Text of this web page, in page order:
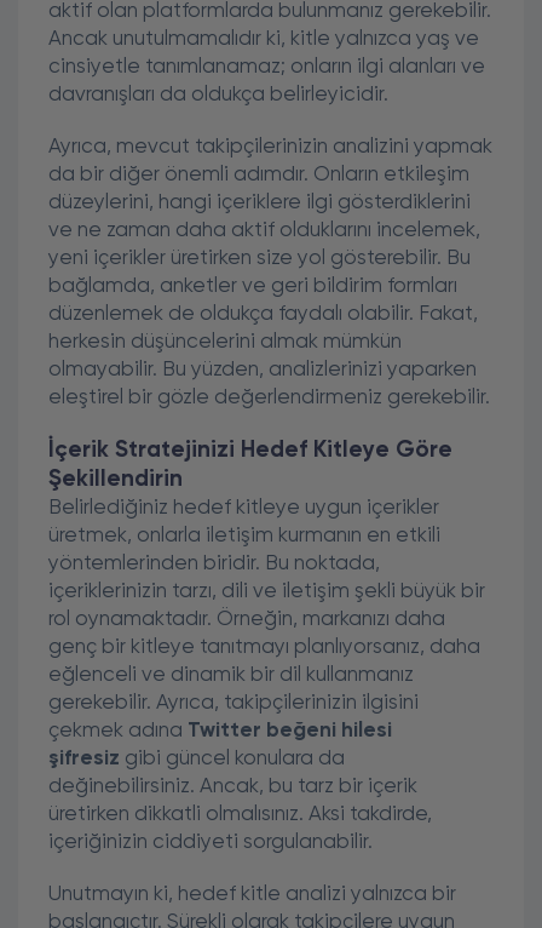
aktif olan platformlarda bulunmanız gerekebilir.
Ancak unutulmamalıdır ki, kitle yalnızca yaş ve
cinsiyetle tanımlanamaz; onların ilgi alanları ve
davranışları da oldukça belirleyicidir.
Ayrıca, mevcut takipçilerinizin analizini yapmak
da bir diğer önemli adımdır. Onların etkileşim
düzeylerini, hangi içeriklere ilgi gösterdiklerini
ve ne zaman daha aktif olduklarını incelemek,
yeni içerikler üretirken size yol gösterebilir. Bu
bağlamda, anketler ve geri bildirim formları
düzenlemek de oldukça faydalı olabilir. Fakat,
herkesin düşüncelerini almak mümkün
olmayabilir. Bu yüzden, analizlerinizi yaparken
eleştirel bir gözle değerlendirmeniz gerekebilir.
İçerik Stratejinizi Hedef Kitleye Göre
Şekillendirin
Belirlediğiniz hedef kitleye uygun içerikler
üretmek, onlarla iletişim kurmanın en etkili
yöntemlerinden biridir. Bu noktada,
içeriklerinizin tarzı, dili ve iletişim şekli büyük bir
rol oynamaktadır. Örneğin, markanızı daha
genç bir kitleye tanıtmayı planlıyorsanız, daha
eğlenceli ve dinamik bir dil kullanmanız
gerekebilir. Ayrıca, takipçilerinizin ilgisini
çekmek adına Twitter beğeni hilesi
şifresiz gibi güncel konulara da
değinebilirsiniz. Ancak, bu tarz bir içerik
üretirken dikkatli olmalısınız. Aksi takdirde,
içeriğinizin ciddiyeti sorgulanabilir.
Unutmayın ki, hedef kitle analizi yalnızca bir
başlangıçtır. Sürekli olarak takipçilere uygun